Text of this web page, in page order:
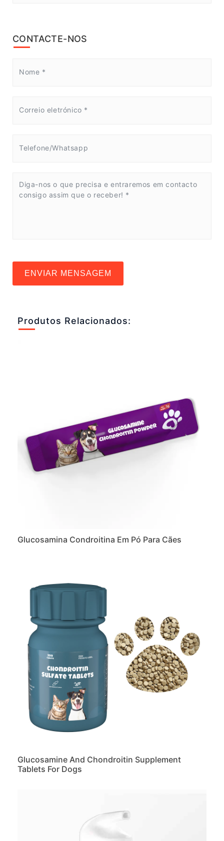
CONTACTE-NOS
ENVIAR MENSAGEM
Produtos Relacionados:
Glucosamina Condroitina Em Pó Para Cães
Glucosamine And Chondroitin Supplement
Tablets For Dogs